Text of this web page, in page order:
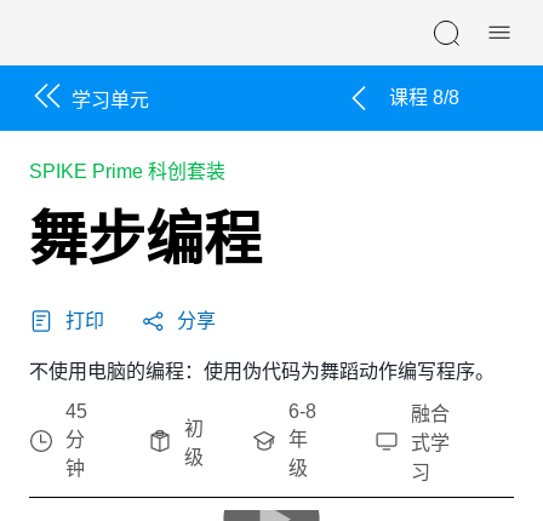
学习单元 课程 8/8
SPIKE Prime 科创套装
舞步编程
打印 分享
不使用电脑的编程：使用伪代码为舞蹈动作编写程序。
45
分
钟
初
级
6-8
年
级
融合
式学
习